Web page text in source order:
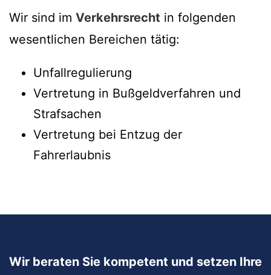
Wir sind im Verkehrsrecht in folgenden
wesentlichen Bereichen tätig:
Unfallregulierung
Vertretung in Bußgeldverfahren und
Strafsachen
Vertretung bei Entzug der
Fahrerlaubnis
Wir beraten Sie kompetent und setzen Ihre